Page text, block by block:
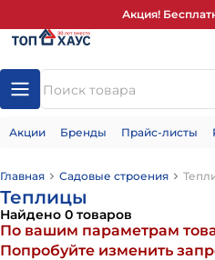
Акция!
Акции Бренды Прайс-листы
Главная Садовые строения
Теплицы
Найдено 0 товаров
По вашим параметрам
Попробуйте изменить